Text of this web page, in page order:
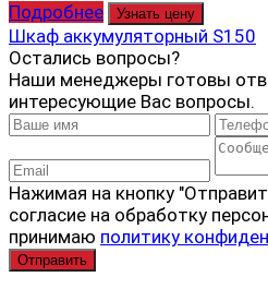
Подробнее
Узнать цену
Шкаф аккумуляторный S150
Остались вопросы?
Наши менеджеры готовы
интересующие Вас вопросы.
Нажимая на кнопку
согласие на обработку
принимаю политику